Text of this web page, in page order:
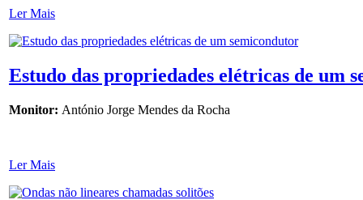
Ler Mais
Estudo das propriedades elétricas de um
Monitor: António Jorge Mendes da Rocha
Ler Mais